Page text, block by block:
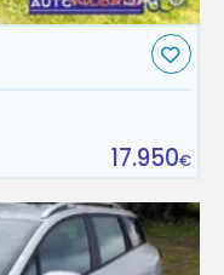
17.950€